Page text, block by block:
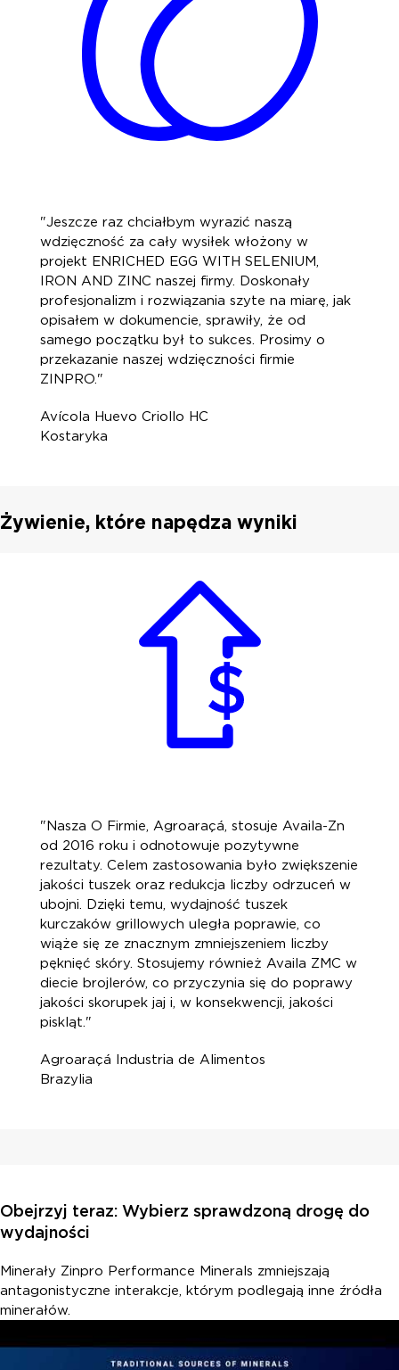
"Jeszcze raz chciałbym wyrazić naszą
wdzięczność za cały wysiłek włożony w
projekt ENRICHED EGG WITH SELENIUM,
IRON AND ZINC naszej firmy. Doskonały
profesjonalizm i rozwiązania szyte na miarę, jak
opisałem w dokumencie, sprawiły, że od
samego początku był to sukces. Prosimy o
przekazanie naszej wdzięczności firmie
ZINPRO."
Avícola Huevo Criollo HC
Kostaryka
Żywienie, które napędza wyniki
"Nasza O Firmie, Agroaraçá, stosuje Availa-Zn
od 2016 roku i odnotowuje pozytywne
rezultaty. Celem zastosowania było zwiększenie
jakości tuszek oraz redukcja liczby odrzuceń w
ubojni. Dzięki temu, wydajność tuszek
kurczaków grillowych uległa poprawie, co
wiąże się ze znacznym zmniejszeniem liczby
pęknięć skóry. Stosujemy również Availa ZMC w
diecie brojlerów, co przyczynia się do poprawy
jakości skorupek jaj i, w konsekwencji, jakości
piskląt."
Agroaraçá Industria de Alimentos
Brazylia
Obejrzyj teraz: Wybierz sprawdzoną drogę do
wydajności
Minerały Zinpro Performance Minerals zmniejszają
antagonistyczne interakcje, którym podlegają inne źródła
minerałów.